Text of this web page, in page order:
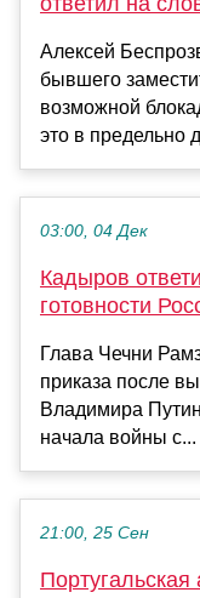
Алексей
бывшего
возможной
это в предельно
03:00, 04 Дек
Кадыров
готовности
Глава Чечни
приказа после
Владимира
начала войны с...
21:00, 25 Сен
Португальская